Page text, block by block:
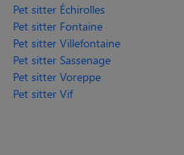
Pet sitter Échirolles
Pet sitter Fontaine
Pet sitter Villefontaine
Pet sitter Sassenage
Pet sitter Voreppe
Pet sitter Vif